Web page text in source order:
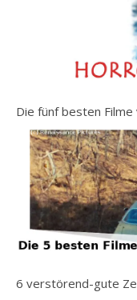
Die fünf besten Filme
6 verstörend-gute